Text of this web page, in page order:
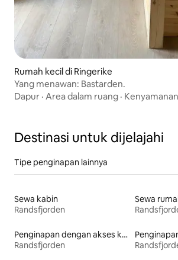
Rumah kecil di Ringerike
Yang menawan: Bastarden.
Dapur · Area dalam ruang · Kenyamanan
Destinasi untuk dijelajahi
Tipe penginapan lainnya
Sewa kabin
Randsfjorden
Sewa
Penginapan dengan akses ke pantai
Randsfjorden